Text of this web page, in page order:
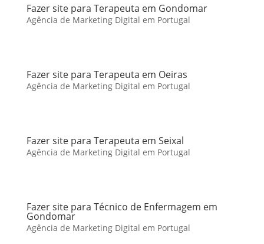
Fazer site para Terapeuta em Gondomar
Agência de Marketing Digital em Portugal
Fazer site para Terapeuta em Oeiras
Agência de Marketing Digital em Portugal
Fazer site para Terapeuta em Seixal
Agência de Marketing Digital em Portugal
Fazer site para Técnico de Enfermagem em
Gondomar
Agência de Marketing Digital em Portugal